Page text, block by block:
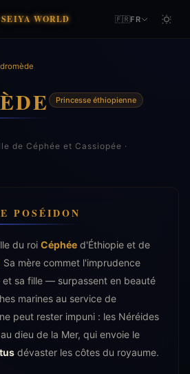
WORLD 🇫🇷FR
Princesse éthiopienne
de Céphée et Cassiopée ·
POSÉIDON
du roi Céphée d'Éthiopie et de
Sa mère commet l'imprudence
sa fille — surpassent en beauté
marines au service de
peut rester impuni : les Néréides
dieu de la Mer, qui envoie le
dévaster les côtes du royaume.